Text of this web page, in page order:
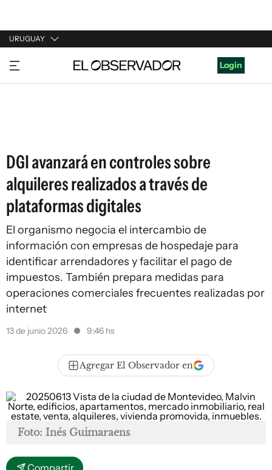
URUGUAY
URUGUAY
ARGENTINA
Login
DGI avanzará en controles sobre
alquileres realizados a través de
plataformas digitales
El organismo negocia el intercambio de
información con empresas de hospedaje para
identificar arrendadores y facilitar el pago de
impuestos. También prepara medidas para
operaciones comerciales frecuentes realizadas por
internet
13 de junio 2026 9:46 hs
Agregar El Observador en
Foto: Inés Guimaraens
Compartir